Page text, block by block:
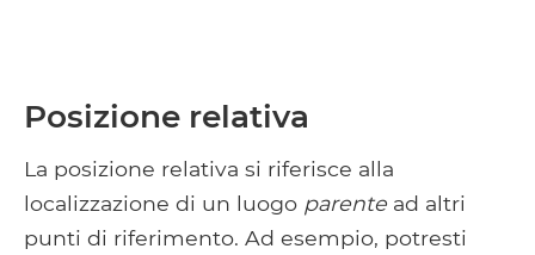
Posizione relativa
La posizione relativa si riferisce alla
localizzazione di un luogo parente ad altri
punti di riferimento. Ad esempio, potresti